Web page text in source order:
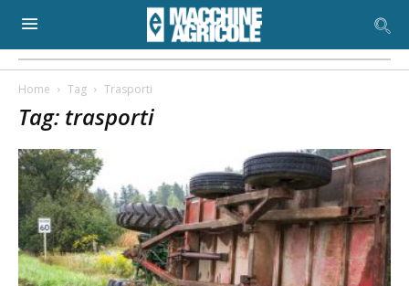
Home Tag Trasporti
Tag: trasporti